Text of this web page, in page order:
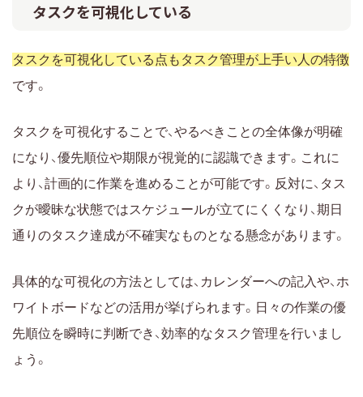
タスクを可視化している
タスクを可視化している点もタスク管理が上手い人の特徴
です。
タスクを可視化することで、やるべきことの全体像が明確
になり、優先順位や期限が視覚的に認識できます。これに
より、計画的に作業を進めることが可能です。反対に、タス
クが曖昧な状態ではスケジュールが立てにくくなり、期日
通りのタスク達成が不確実なものとなる懸念があります。
具体的な可視化の方法としては、カレンダーへの記入や、ホ
ワイトボードなどの活用が挙げられます。日々の作業の優
先順位を瞬時に判断でき、効率的なタスク管理を行いまし
ょう。